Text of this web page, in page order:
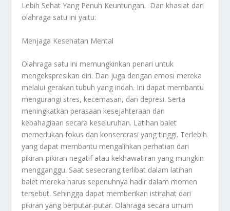
Lebih Sehat Yang Penuh Keuntungan. Dan khasiat dari
olahraga satu ini yaitu:
Menjaga Kesehatan Mental
Olahraga satu ini memungkinkan penari untuk
mengekspresikan diri. Dan juga dengan emosi mereka
melalui gerakan tubuh yang indah. Ini dapat membantu
mengurangi stres, kecemasan, dan depresi. Serta
meningkatkan perasaan kesejahteraan dan
kebahagiaan secara keseluruhan. Latihan balet
memerlukan fokus dan konsentrasi yang tinggi. Terlebih
yang dapat membantu mengalihkan perhatian dari
pikiran-pikiran negatif atau kekhawatiran yang mungkin
mengganggu. Saat seseorang terlibat dalam latihan
balet mereka harus sepenuhnya hadir dalam momen
tersebut. Sehingga dapat memberikan istirahat dari
pikiran yang berputar-putar. Olahraga secara umum